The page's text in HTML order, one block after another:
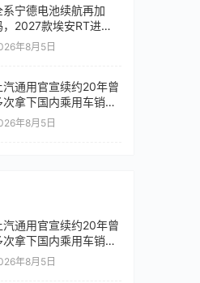
系宁德电池续航再加
，2027款埃安RT进入
万区间
年8月5日
汽通用官宣续约20年曾
次拿下国内乘用车销冠
争激烈，上汽通用有信
年8月5日
汽通用官宣续约20年曾
次拿下国内乘用车销冠
争激烈，上汽通用有信
年8月5日